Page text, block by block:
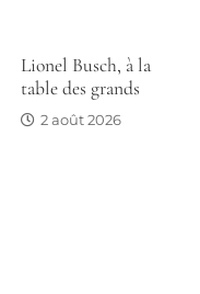
Lionel Busch, à la
table des grands
2 août 2026